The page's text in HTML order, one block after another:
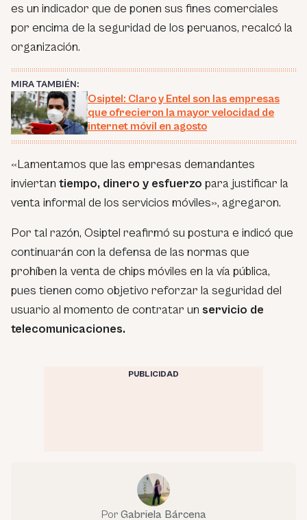
es un indicador que de ponen sus fines comerciales
por encima de la seguridad de los peruanos, recalcó la
organización.
MIRA TAMBIÉN:
Osiptel: Claro y Entel son las empresas
que ofrecieron la mayor velocidad de
internet móvil en agosto
«Lamentamos que las empresas demandantes
inviertan tiempo, dinero y esfuerzo para justificar la
venta informal de los servicios móviles», agregaron.
Por tal razón, Osiptel reafirmó su postura e indicó que
continuarán con la defensa de las normas que
prohíben la venta de chips móviles en la vía pública,
pues tienen como objetivo reforzar la seguridad del
usuario al momento de contratar un servicio de
telecomunicaciones.
PUBLICIDAD
Por Gabriela Bárcena